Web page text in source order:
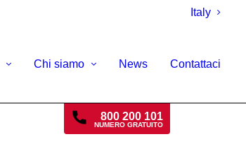
Italy
Chi siamo News Contattaci
800 200 101
NUMERO GRATUITO